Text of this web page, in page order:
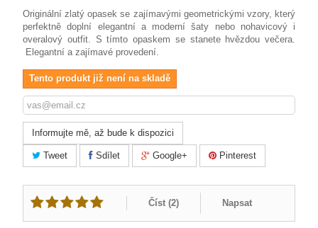
Originální zlatý opasek se zajímavými geometrickými vzory, který
perfektně doplní elegantní a moderní šaty nebo nohavicový i
overalový outfit. S tímto opaskem se stanete hvězdou večera.
Elegantní a zajímavé provedení.
Tento produkt již není na skladě
Informujte mě, až bude k dispozici
Tweet Sdílet Google+ Pinterest
Číst (2) Napsat